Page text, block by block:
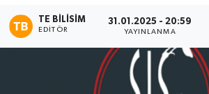
TE BILISIM
EDITÖR
31.01.2025 - 20:59
YAYINLANMA